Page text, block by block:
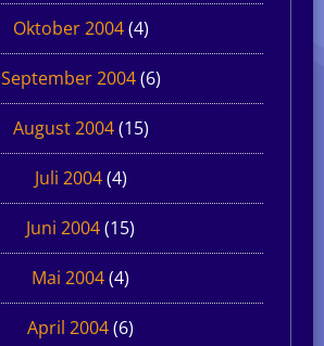
Oktober 2004(4)
September 2004(6)
August 2004(15)
Juli 2004(4)
Juni 2004(15)
Mai 2004(4)
April 2004(6)